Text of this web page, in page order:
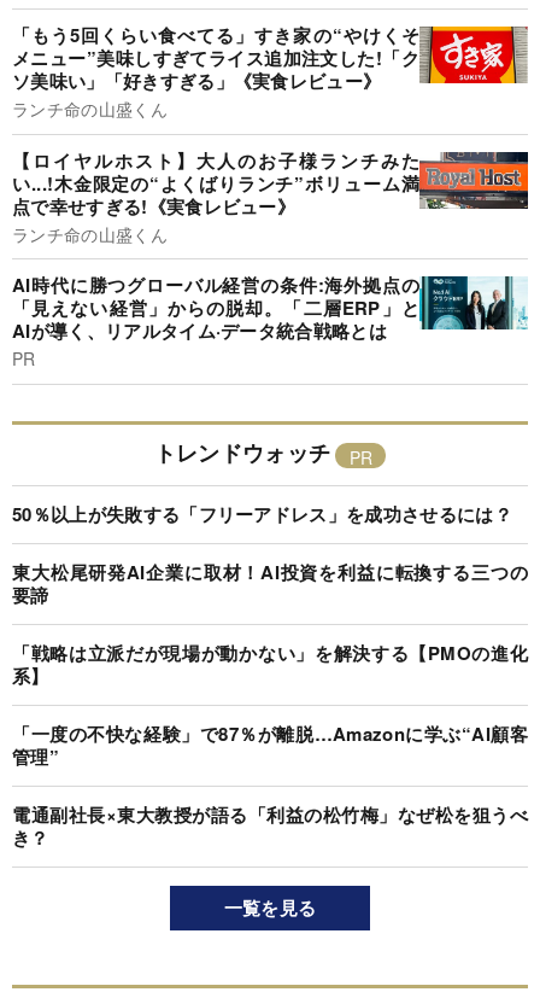
「もう5回くらい食べてる」すき家の“やけくそ
メニュー”美味しすぎてライス追加注文した!「ク
ソ美味い」「好きすぎる」《実食レビュー》
ランチ命の山盛くん
【ロイヤルホスト】大人のお子様ランチみた
い...!木金限定の“よくばりランチ”ボリューム満
点で幸せすぎる!《実食レビュー》
ランチ命の山盛くん
AI時代に勝つグローバル経営の条件:海外拠点の
「見えない経営」からの脱却。「二層ERP」と
AIが導く、リアルタイム·データ統合戦略とは
PR
トレンドウォッチ
50％以上が失敗する「フリーアドレス」を成功させるには？
東大松尾研発AI企業に取材！AI投資を利益に転換する三つの
要諦
「戦略は立派だが現場が動かない」を解決する【PMOの進化
系】
「一度の不快な経験」で87％が離脱…Amazonに学ぶ“AI顧客
管理”
電通副社長×東大教授が語る「利益の松竹梅」なぜ松を狙うべ
き？
一覧を見る